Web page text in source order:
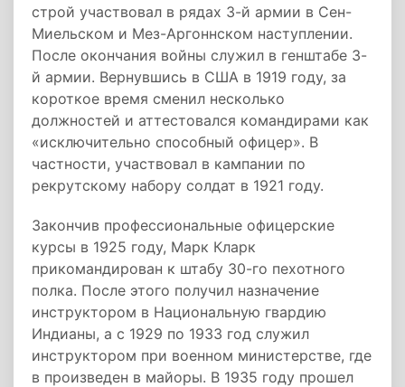
строй участвовал в рядах 3-й армии в Сен-
Миельском и Мез-Аргоннском наступлении.
После окончания войны служил в генштабе 3-
й армии. Вернувшись в США в 1919 году, за
короткое время сменил несколько
должностей и аттестовался командирами как
«исключительно способный офицер». В
частности, участвовал в кампании по
рекрутскому набору солдат в 1921 году.
Закончив профессиональные офицерские
курсы в 1925 году, Марк Кларк
прикомандирован к штабу 30-го пехотного
полка. После этого получил назначение
инструктором в Национальную гвардию
Индианы, а с 1929 по 1933 год служил
инструктором при военном министерстве, где
в произведен в майоры. В 1935 году прошел